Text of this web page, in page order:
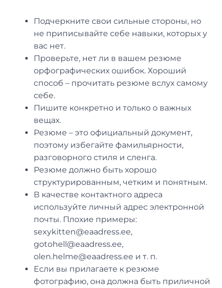
Подчеркните свои сильные стороны, но
не приписывайте себе навыки, которых у
вас нет.
Проверьте, нет ли в вашем резюме
орфографических ошибок. Хороший
способ – прочитать резюме вслух самому
себе.
Пишите конкретно и только о важных
вещах.
Резюме – это официальный документ,
поэтому избегайте фамильярности,
разговорного стиля и сленга.
Резюме должно быть хорошо
структурированным, четким и понятным.
В качестве контактного адреса
используйте личный адрес электронной
почты. Плохие примеры:
sexykitten@eaadress.ee,
gotohell@eaadress.ee,
olen.helme@eaadress.ee и т. п.
Если вы прилагаете к резюме
фотографию, она должна быть приличной